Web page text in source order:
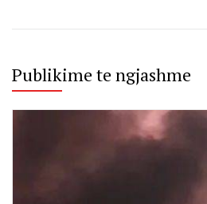
Publikime te ngjashme